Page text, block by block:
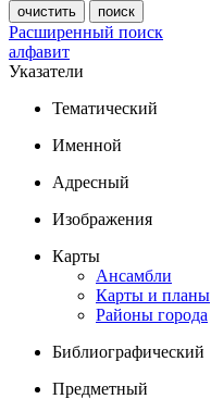
Расширенный поиск
алфавит
Указатели
Тематический
Именной
Адресный
Изображения
Карты
Ансамбли
Карты и планы
Районы города
Библиографический
Предметный